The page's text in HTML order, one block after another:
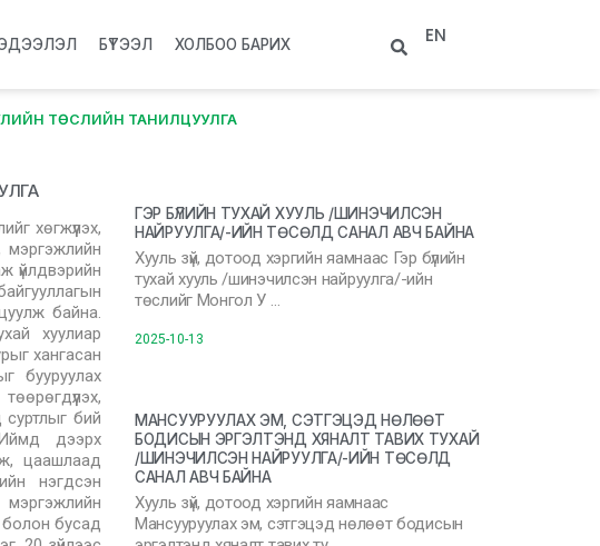
БҮТЭЭЛ ХОЛБОО БАРИХ EN
ТӨСЛИЙН ТАНИЛЦУУЛГА
хөгжүүлэх,
мэргэжлийн
үйлдвэрийн
байна.
хуулиар
хангасан
бууруулах
суртлыг бий
дээрх
цаашлаад
нэгдсэн
болон бусад
ГЭР БҮЛИЙН ТУХАЙ ХУУЛЬ /ШИНЭЧИЛСЭН
НАЙРУУЛГА/-ИЙН ТӨСӨЛД САНАЛ АВЧ БАЙНА
Хууль зүй, дотоод хэргийн яамнаас Гэр бүлийн
тухай хууль /шинэчилсэн найруулга/-ийн
төслийг Монгол У …
2025-10-13
МАНСУУРУУЛАХ ЭМ, СЭТГЭЦЭД НӨЛӨӨТ
БОДИСЫН ЭРГЭЛТЭНД ХЯНАЛТ ТАВИХ ТУХАЙ
/ШИНЭЧИЛСЭН НАЙРУУЛГА/-ИЙН ТӨСӨЛД
САНАЛ АВЧ БАЙНА
Хууль зүй, дотоод хэргийн яамнаас
Мансууруулах эм, сэтгэцэд нөлөөт бодисын